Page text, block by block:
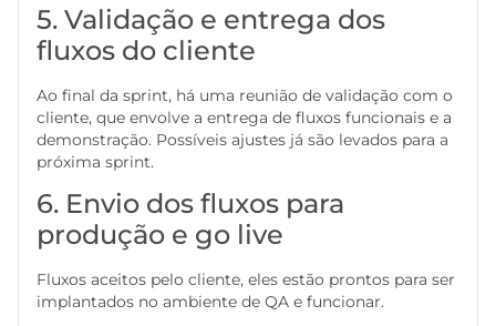
5. Validação e entrega dos
fluxos do cliente
Ao final da sprint, há uma reunião de validação com o
cliente, que envolve a entrega de fluxos funcionais e a
demonstração. Possíveis ajustes já são levados para a
próxima sprint.
6. Envio dos fluxos para
produção e go live
Fluxos aceitos pelo cliente, eles estão prontos para ser
implantados no ambiente de QA e funcionar.